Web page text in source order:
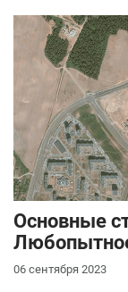
Основные
06 сентября 2023